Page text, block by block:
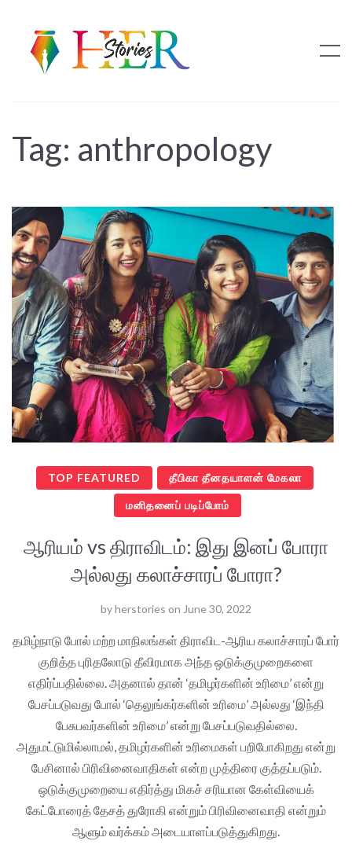
Tag: anthropology
TOP FEATURED தீபிகா தீனதயாளன் மேகலா
மனிதனைப் படிப்போம்
ஆரியம் vs திராவிடம்: இது இனப் போரா
அல்லது கலாச்சாரப் போரா?
byherstories on June 30, 2022
தமிழ்நாடு போல் மற்ற மாநிலங்கள் திராவிட-ஆரிய கலாச்சாரப் போர்
குறித்த புரிதலோடு தீவிரமாக அந்த ஒடுக்குமுறைகளை
எதிர்ப்பதில்லை. அதனால் தான் ‘தமிழர்களின் உரிமை’ என்று
பேசப்படுவது போல் ‘தெலுங்கர்களின் உரிமை’ அல்லது ‘இந்தி
பேசுபவர்களின் உரிமை’ என்று பேசப்படுவதில்லை.
அதுமட்டுமில்லாமல், தமிழர்களின் உரிமைகள் பறிபோகிறது என்று
பேசினால் பிரிவினைவாதிகள் என்ற முத்திரை குத்தப்படும்.
ஒடுக்குமுறையை எதிர்த்து மிகச் சரியான கேள்வியைக்
கேட்போரைத் தேசத் துரோகி என்றும் பிரிவினைவாதி என்றும்
ஆளும் வர்க்கம் அடையாளப்படுத்துகிறது.